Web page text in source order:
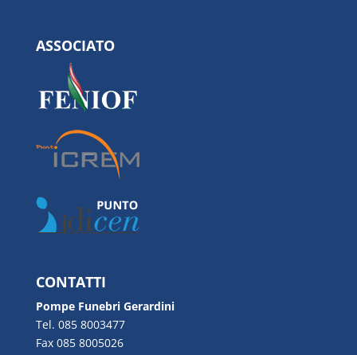
ASSOCIATO
CONTATTI
Pompe Funebri Gerardini
Tel. 085 8003477
Fax 085 8005026